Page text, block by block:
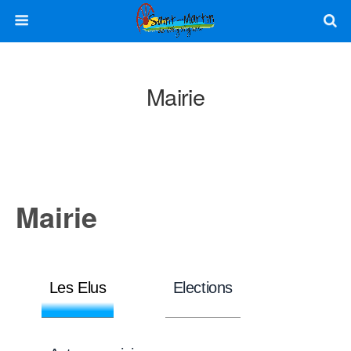
Mairie
Mairie
Les Elus Elections